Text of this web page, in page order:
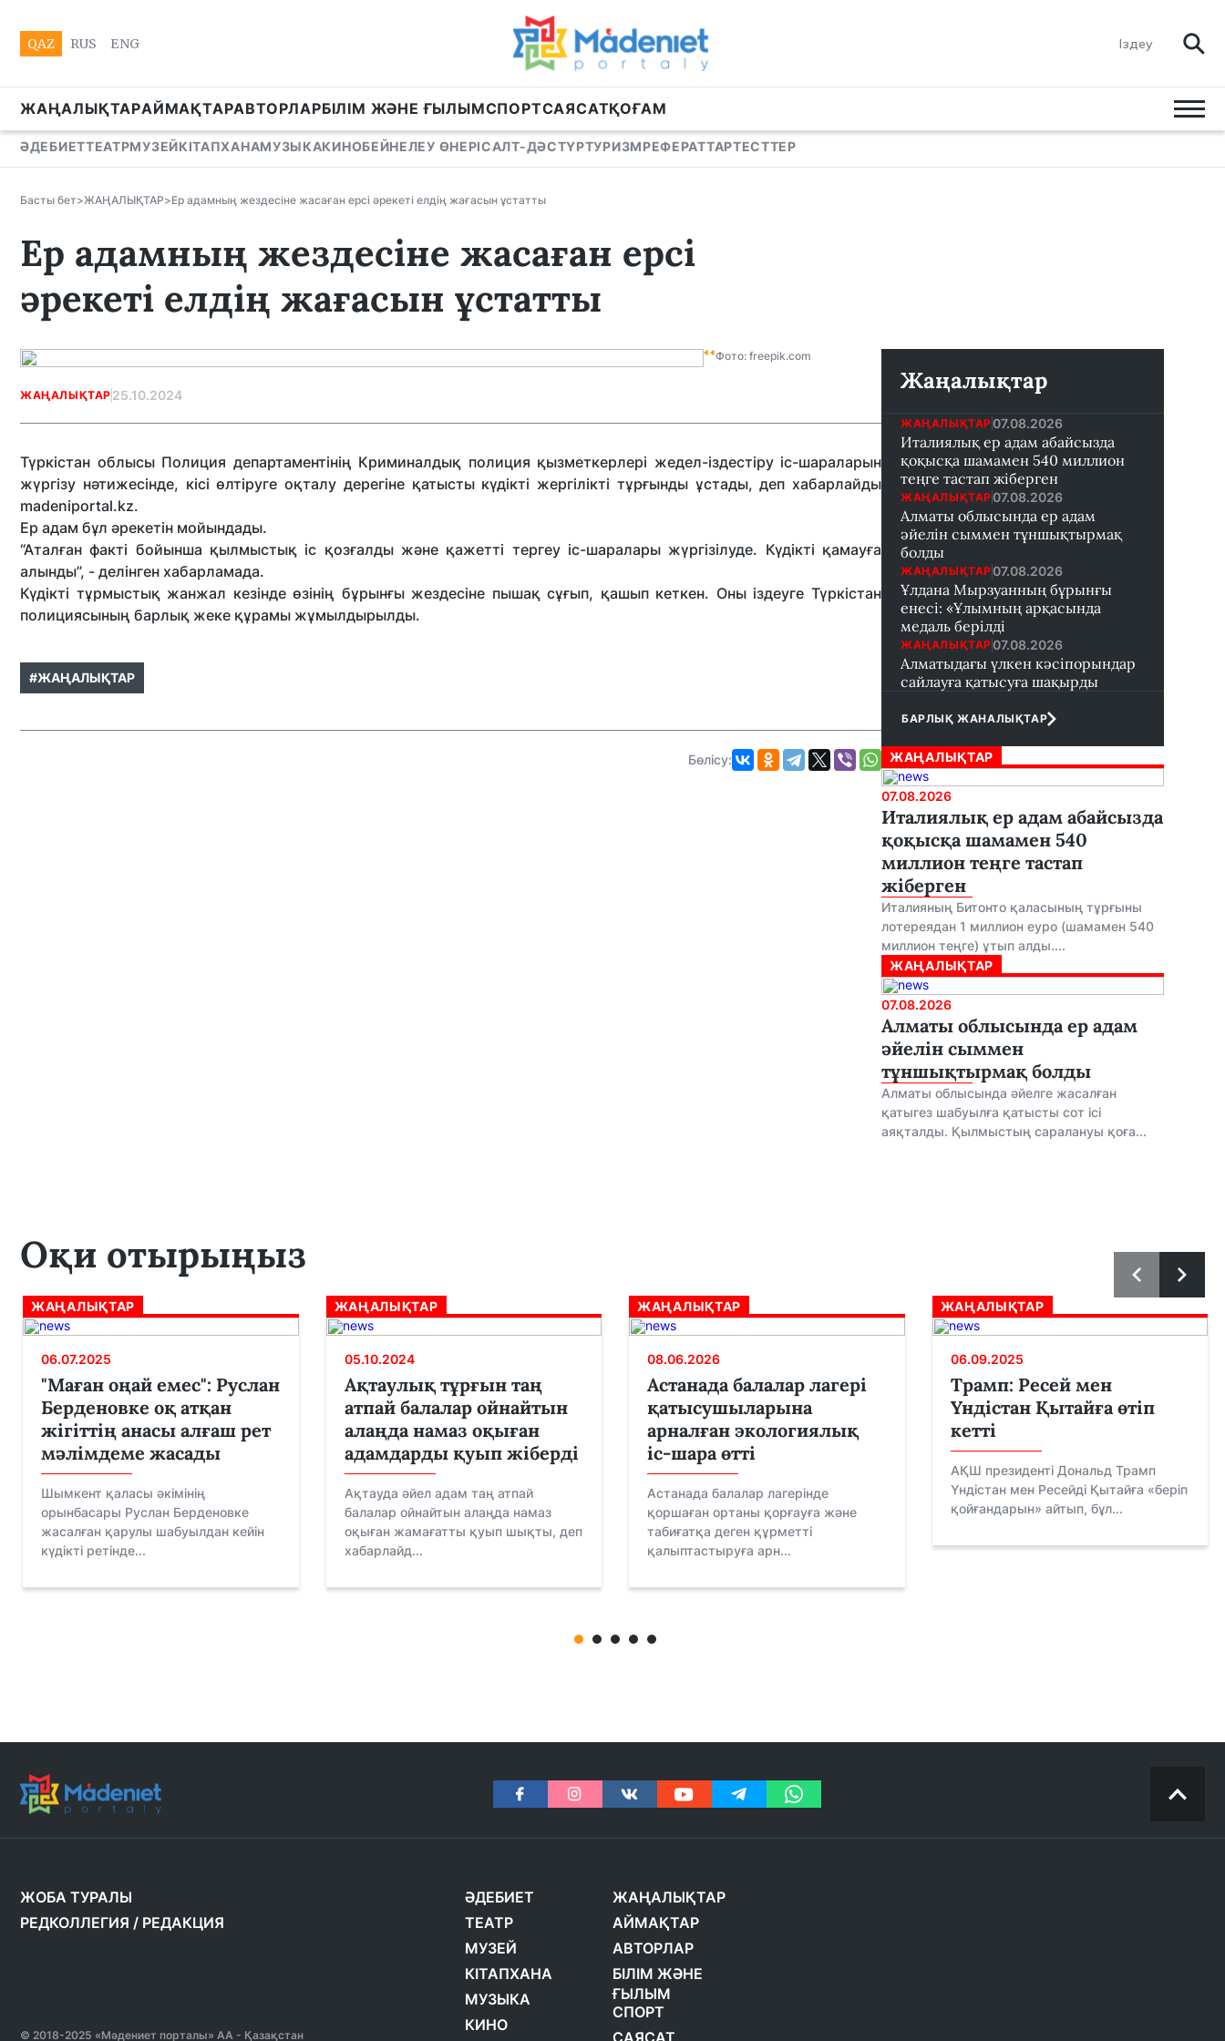
QAZ RUS ENG
ЖАҢАЛЫҚТАРАЙМАҚТАРАВТОРЛАРБІЛІМ ЖӘНЕ ҒЫЛЫМСПОРТСАЯСАТҚОҒАМ
ӘДЕБИЕТТЕАТРМУЗЕЙКІТАПХАНАМУЗЫКАКИНОБЕЙНЕЛЕУ ӨНЕРІСАЛТ-ДӘСТҮРТУРИЗМРЕФЕРАТТАРТЕСТТЕР
Басты бет>ЖАҢАЛЫҚТАР>Ер адамның жездесіне жасаған ерсі әрекеті елдің жағасын ұстатты
Ер адамның жездесіне жасаған ерсі
әрекеті елдің жағасын ұстатты
Фото: freepik.com
ЖАҢАЛЫҚТАР 25.10.2024
Түркістан облысы Полиция департаментінің Криминалдық полиция қызметкерлері жедел-іздестіру іс-шараларын
жүргізу нәтижесінде, кісі өлтіруге оқталу дерегіне қатысты күдікті жергілікті тұрғынды ұстады, деп хабарлайды
madeniportal.kz.
Ер адам бұл әрекетін мойындады.
“Аталған факті бойынша қылмыстық іс қозғалды және қажетті тергеу іс-шаралары жүргізілуде. Күдікті қамауға
алынды”, - делінген хабарламада.
Күдікті тұрмыстық жанжал кезінде өзінің бұрынғы жездесіне пышақ сұғып, қашып кеткен. Оны іздеуге Түркістан
полициясының барлық жеке құрамы жұмылдырылды.
#ЖАҢАЛЫҚТАР
Бөлісу:
Жаңалықтар
ЖАҢАЛЫҚТАР 07.08.2026
Италиялық ер адам абайсызда
қоқысқа шамамен 540 миллион
теңге тастап жіберген
ЖАҢАЛЫҚТАР 07.08.2026
Алматы облысында ер адам
әйелін сыммен тұншықтырмақ
болды
ЖАҢАЛЫҚТАР 07.08.2026
Ұлдана Мырзуанның бұрынғы
енесі: «Ұлымның арқасында
медаль берілді
ЖАҢАЛЫҚТАР 07.08.2026
Алматыдағы үлкен кәсіпорындар
сайлауға қатысуға шақырды
БАРЛЫҚ ЖАНАЛЫҚТАР
ЖАҢАЛЫҚТАР
07.08.2026
Италиялық ер адам абайсызда
қоқысқа шамамен 540
миллион теңге тастап
жіберген
Италияның Битонто қаласының тұрғыны
лотереядан 1 миллион еуро (шамамен 540
миллион теңге) ұтып алды....
ЖАҢАЛЫҚТАР
07.08.2026
Алматы облысында ер адам
әйелін сыммен
тұншықтырмақ болды
Алматы облысында әйелге жасалған
қатыгез шабуылға қатысты сот ісі
аяқталды. Қылмыстың саралануы қоға...
Оқи отырыңыз
ЖАҢАЛЫҚТАР
06.07.2025
"Маған оңай емес": Руслан
Берденовке оқ атқан
жігіттің анасы алғаш рет
мәлімдеме жасады
Шымкент қаласы әкімінің
орынбасары Руслан Берденовке
жасалған қарулы шабуылдан кейін
күдікті ретінде...
ЖАҢАЛЫҚТАР
05.10.2024
Ақтаулық тұрғын таң
атпай балалар ойнайтын
алаңда намаз оқыған
адамдарды қуып жіберді
Ақтауда әйел адам таң атпай
балалар ойнайтын алаңда намаз
оқыған жамағатты қуып шықты, деп
хабарлайд...
ЖАҢАЛЫҚТАР
08.06.2026
Астанада балалар лагері
қатысушыларына
арналған экологиялық
іс-шара өтті
Астанада балалар лагерінде
қоршаған ортаны қорғауға және
табиғатқа деген құрметті
қалыптастыруға арн...
ЖАҢАЛЫҚТАР
06.09.2025
Трамп: Ресей мен
Үндістан Қытайға өтіп
кетті
АҚШ президенті Дональд Трамп
Үндістан мен Ресейді Қытайға «беріп
қойғандарын» айтып, бұл...
ЖОБА ТУРАЛЫ
РЕДКОЛЛЕГИЯ / РЕДАКЦИЯ
© 2018-2025 «Мәдениет порталы» АА - Қазақстан
ӘДЕБИЕТ
ТЕАТР
МУЗЕЙ
КІТАПХАНА
МУЗЫКА
КИНО
ЖАҢАЛЫҚТАР
АЙМАҚТАР
АВТОРЛАР
БІЛІМ ЖӘНЕ
ҒЫЛЫМ
СПОРТ
САЯСАТ